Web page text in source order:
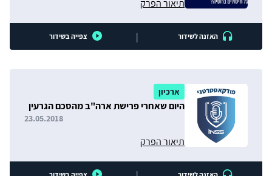
תיאור הפרק
האזנה לשידור | צפייה בשידור
ארכיון
היום שאחרי פרישת ארה"ב מהסכם הגרעין
תיאור הפרק
23.05.2018